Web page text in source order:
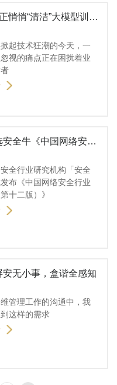
当AI遇上“内容洁癖”：有个团队正悄悄“清洁”大模型训练生态
起技术狂潮的今天，一
视的痛点正在困扰着业
又双叒登榜！匠数科技多项入选安全牛《中国网络安全行业全景图（第十二版）》
全行业研究机构「安全
布《中国网络安全行业
十二版）》
无小事，盒谐全感知
管理工作的沟通中，我
这样的需求